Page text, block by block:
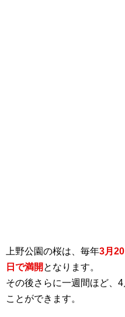
上野公園の桜は、毎年3月
日で満開 となります。
その後さらに一週間ほど、
ことができます。